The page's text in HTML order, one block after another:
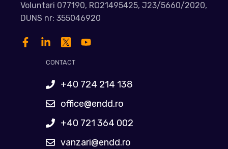
Voluntari 077190, RO21495425, J23/5660/2020,
DUNS nr: 355046920
CONTACT
+40 724 214 138
office@endd.ro
+40 721 364 002
vanzari@endd.ro